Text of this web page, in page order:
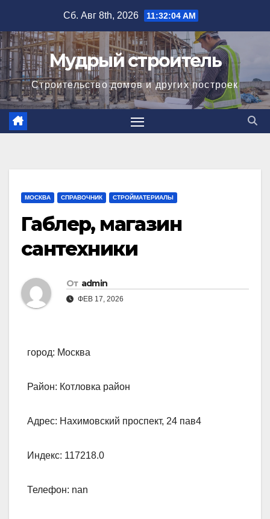
содержимому
Сб. Авг 8th, 2026 11:32:04 AM
Мудрый строитель
Строительство домов и других построек
МОСКВА СПРАВОЧНИК СТРОЙМАТЕРИАЛЫ
Габлер, магазин
сантехники
От admin
ФЕВ 17, 2026
город: Москва
Район: Котловка район
Адрес: Нахимовский проспект, 24 пав4
Индекс: 117218.0
Телефон: nan